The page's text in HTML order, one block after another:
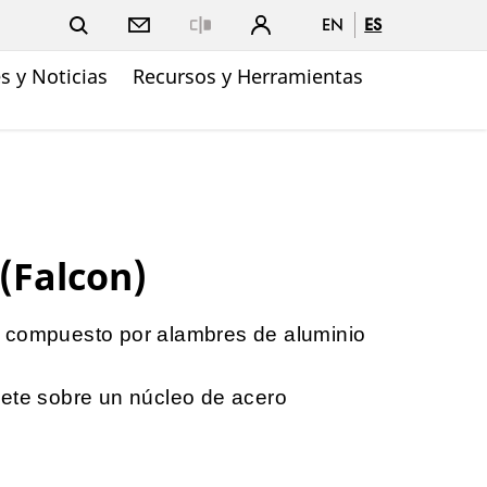
EN ES
y Noticias
Recursos y Herramientas
por alambres de aluminio
sobre un núcleo de acero